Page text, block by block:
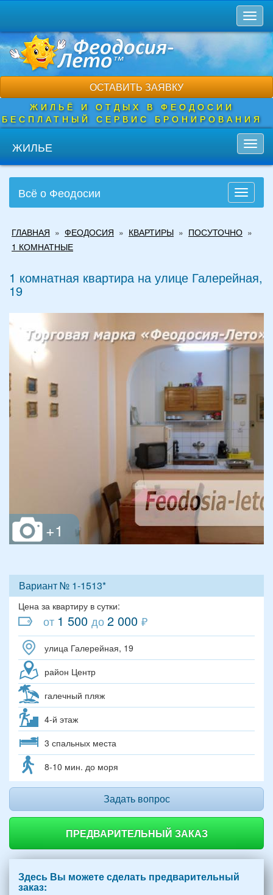
основному
содержанию
ОСТАВИТЬ ЗАЯВКУ
ЖИЛЬЁ И ОТДЫХ В ФЕОДОСИИ
БЕСПЛАТНЫЙ СЕРВИС БРОНИРОВАНИЯ
ЖИЛЬЕ
Toggle
Всё о Феодосии
здесь
ГЛАВНАЯ » ФЕОДОСИЯ » КВАРТИРЫ » ПОСУТОЧНО »
1 КОМНАТНЫЕ
1 комнатная квартира на улице Галерейная,
19
Вариант № 1-1513*
Цена за квартиру в сутки:
от 1 500 до2 000 ₽
улица Галерейная, 19
район Центр
галечный пляж
4-й этаж
3 спальных места
8-10 мин. до моря
Задать вопрос
ПРЕДВАРИТЕЛЬНЫЙ ЗАКАЗ
Здесь Вы можете сделать предварительный
заказ: